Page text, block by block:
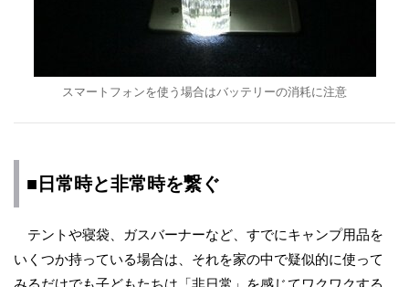
スマートフォンを使う場合はバッテリーの消耗に注意
■日常時と非常時を繋ぐ
テントや寝袋、ガスバーナーなど、すでにキャンプ用品を
いくつか持っている場合は、それを家の中で疑似的に使って
みるだけでも子どもたちは「非日常」を感じてワクワクする